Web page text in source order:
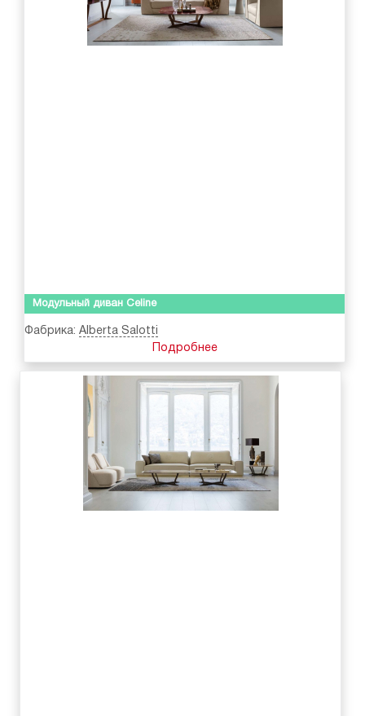
Модульный диван Celine
Фабрика: Alberta Salotti
Подробнее